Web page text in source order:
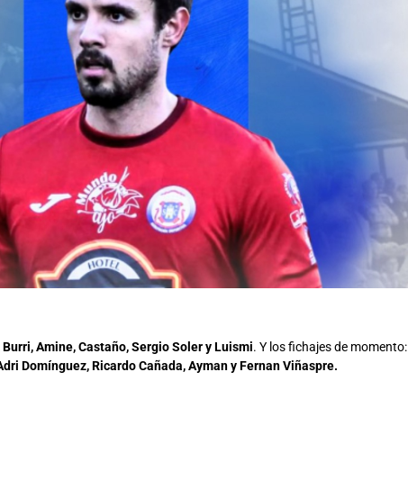
Amine, Castaño, Sergio Soler y Luismi. Y los fichajes de momento:
Domínguez, Ricardo Cañada, Ayman y Fernan Viñaspre.